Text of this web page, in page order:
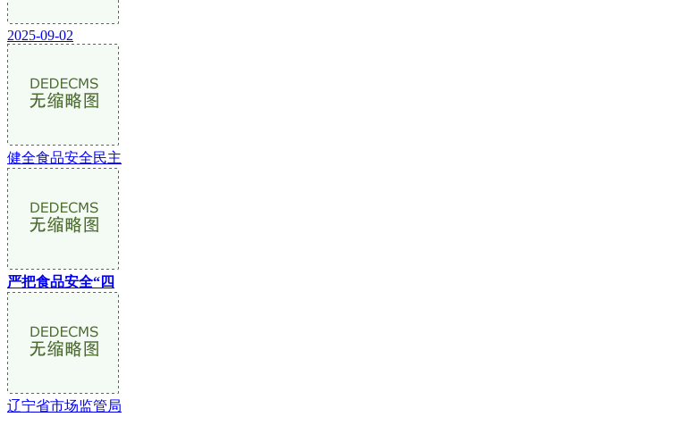
2025-09-02
健全食品安全民主
严把食品安全“四
辽宁省市场监管局